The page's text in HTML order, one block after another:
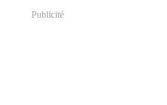
Publicité